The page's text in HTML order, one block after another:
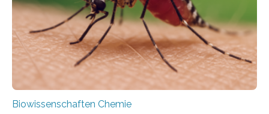
dieser Gruppe bilden aus Zellfäden dichte Geflechte
mit scheibenförmiger Gestalt. Was auffällig ist: Die
nächsten…
Biowissenschaften Chemie